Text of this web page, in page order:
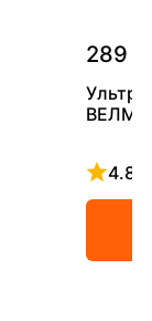
289
4.8